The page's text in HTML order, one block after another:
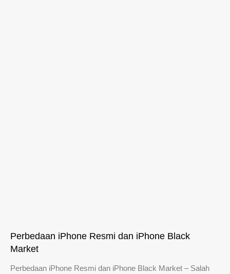
Perbedaan iPhone Resmi dan iPhone Black
Market
Perbedaan iPhone Resmi dan iPhone Black Market – Salah